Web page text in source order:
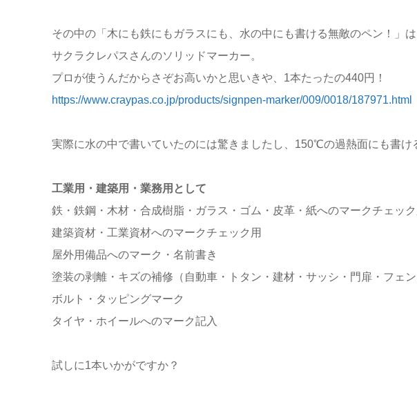
その中の「木にも鉄にもガラスにも、水の中にも書ける無敵のペン！」は
サクラクレパスさんのソリッドマーカー。
プロが使うんだからさぞお高いかと思いきや、1本たったの440円！
https://www.craypas.co.jp/products/signpen-marker/009/0018/187971.html
実際に水の中で書いていたのには驚きましたし、150℃の過熱面にも書け
工業用・建築用・業務用として
鉄・鉄鋼・木材・合成樹脂・ガラス・ゴム・皮革・紙へのマークチェック
建築資材・工業資材へのマークチェック用
屋外用備品へのマーク・名前書き
塗装の剥離・キズの補修（自動車・トタン・建材・サッシ・門扉・フェン
ボルト・タッピングマーク
タイヤ・ホイールへのマーク記入
試しに1本いかがですか？